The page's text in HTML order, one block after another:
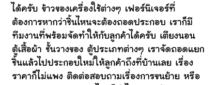
ได้ครับ ข้าวของเครื่องใช้ต่างๆ เฟอร์นิเจอร์ที่
ต้องการหากว่าชิ้นไหนจะต้องถอดประกอบ เราก็มี
ทีมงานที่พร้อมจัดทำให้กับลูกค้าได้ครับ เตียงนอน
ตู้เสื้อผ้า ชั้นวางของ ตู้ประเภทต่างๆ เราจัดถอดแยก
ชิ้นแล้วไปประกอบใหม่ให้ลูกค้าถึงที่บ้านเลย เรื่อง
ราคาก็ไม่แพง ติดต่อสอบถามเรื่องการขนย้าย หรือ